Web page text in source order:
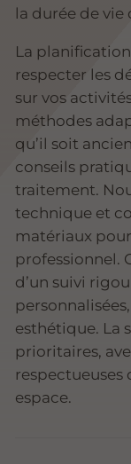
la durée de vie
La
respecter les
sur vos
méthodes
qu’il soit
conseils
traitement.
technique et
matériaux
professionnel.
d’un suivi
esthétique. La
prioritaires,
respectueuses
espace.